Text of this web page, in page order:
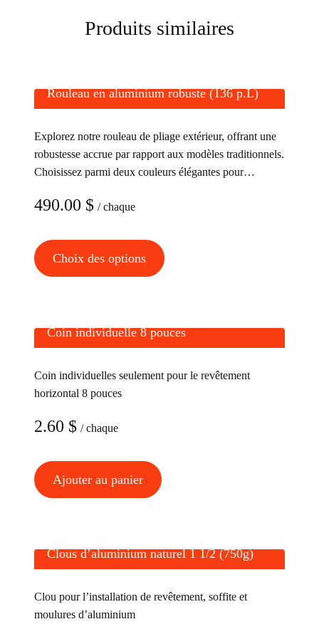
Produits similaires
Rouleau en aluminium robuste (136 p.L)
Explorez notre rouleau de pliage extérieur, offrant une
robustesse accrue par rapport aux modèles traditionnels.
Choisissez parmi deux couleurs élégantes pour
490.00 $ / chaque
Choix des options
variations.
Les
options
Coin individuelle 8 pouces
Coin individuelles seulement pour le revêtement
horizontal 8 pouces
2.60 $ / chaque
Ajouter au panier
Clous d’aluminium naturel 1 1/2 (750g)
Clou pour l’installation de revêtement, soffite et
moulures d’aluminium